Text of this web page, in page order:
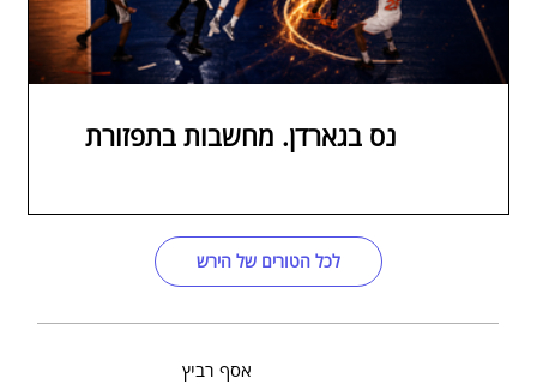
נס בגארדן. מחשבות בתפזורת
לכל הטורים של הירש
אסף רביץ